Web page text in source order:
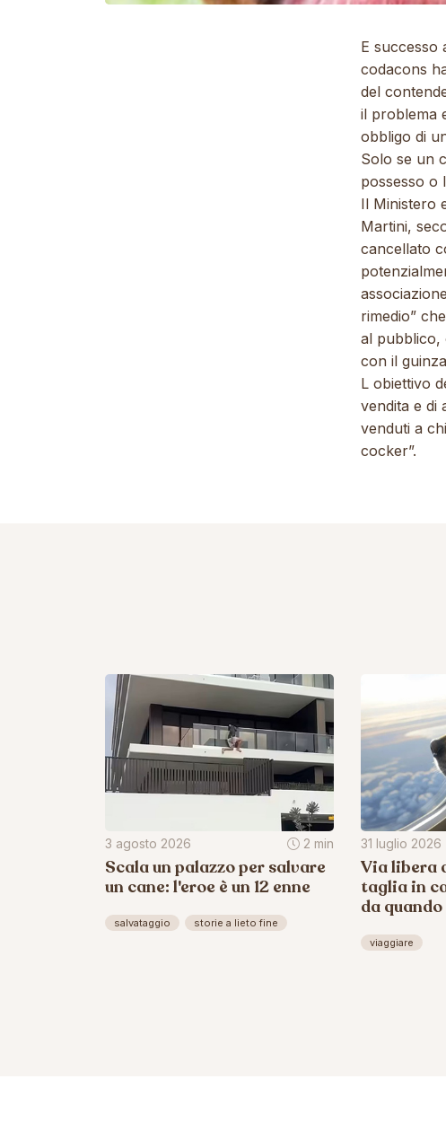
E successo
codacons
del
il problema
obbligo di
Solo se un
possesso o
Il Ministero
Martini,
cancellato
rimedio”
al pubblico,
con il
L obiettivo
vendita e di
venduti a
cocker”.
3 agosto 2026 2 min
Scala un palazzo per salvare
un cane: l'eroe è un 12 enne
salvataggio storie a lieto fine
31 luglio 2026
Via libera
taglia in
da quando
viaggiare